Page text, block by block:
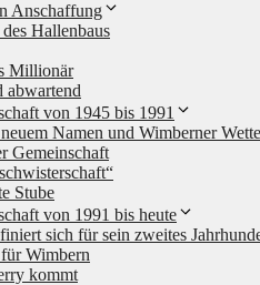
Anschaffung
Hallenbaus
Millionär
abwartend
von 1945 bis 1991
Namen und Wimberner
Gemeinschaft
Stube
von 1991 bis heute
sich für sein zweites
Wimbern
kommt